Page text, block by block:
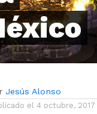
Jesús Alonso
el 4 octubre, 2017